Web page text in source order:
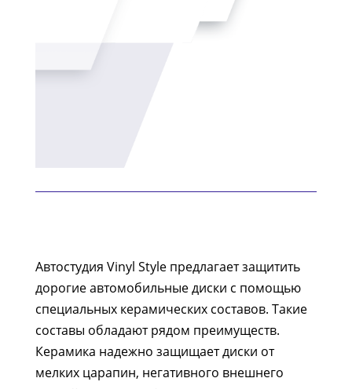
Автостудия Vinyl Style предлагает защитить
дорогие автомобильные диски с помощью
специальных керамических составов. Такие
составы обладают рядом преимуществ.
Керамика надежно защищает диски от
мелких царапин, негативного внешнего